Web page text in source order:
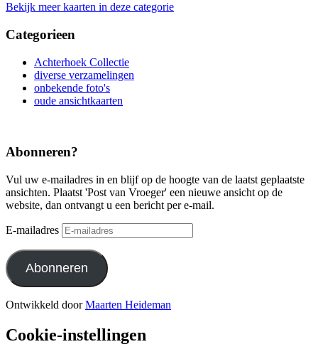
Bekijk meer kaarten in deze categorie
Categorieen
Achterhoek Collectie
diverse verzamelingen
onbekende foto's
oude ansichtkaarten
Abonneren?
Vul uw e-mailadres in en blijf op de hoogte van de laatst geplaatste
ansichten. Plaatst 'Post van Vroeger' een nieuwe ansicht op de
website, dan ontvangt u een bericht per e-mail.
E-mailadres
Abonneren
Ontwikkeld doorMaarten Heideman
Cookie-instellingen